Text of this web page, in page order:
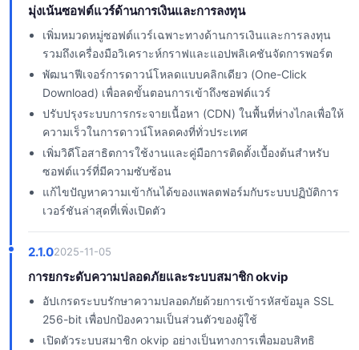
มุ่งเน้นซอฟต์แวร์ด้านการเงินและการลงทุน
เพิ่มหมวดหมู่ซอฟต์แวร์เฉพาะทางด้านการเงินและการลงทุน
รวมถึงเครื่องมือวิเคราะห์กราฟและแอปพลิเคชันจัดการพอร์ต
พัฒนาฟีเจอร์การดาวน์โหลดแบบคลิกเดียว (One-Click
Download) เพื่อลดขั้นตอนการเข้าถึงซอฟต์แวร์
ปรับปรุงระบบการกระจายเนื้อหา (CDN) ในพื้นที่ห่างไกลเพื่อให้
ความเร็วในการดาวน์โหลดคงที่ทั่วประเทศ
เพิ่มวิดีโอสาธิตการใช้งานและคู่มือการติดตั้งเบื้องต้นสำหรับ
ซอฟต์แวร์ที่มีความซับซ้อน
แก้ไขปัญหาความเข้ากันได้ของแพลตฟอร์มกับระบบปฏิบัติการ
เวอร์ชันล่าสุดที่เพิ่งเปิดตัว
2.1.02025-11-05
การยกระดับความปลอดภัยและระบบสมาชิก okvip
อัปเกรดระบบรักษาความปลอดภัยด้วยการเข้ารหัสข้อมูล SSL
256-bit เพื่อปกป้องความเป็นส่วนตัวของผู้ใช้
เปิดตัวระบบสมาชิก okvip อย่างเป็นทางการเพื่อมอบสิทธิ